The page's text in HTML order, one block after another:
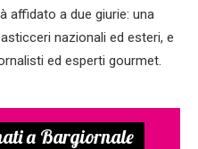
affidato a due giurie: una
nazionali ed esteri, e
ed esperti gourmet.
a Bargiornale